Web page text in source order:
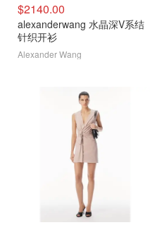
$2140.00
alexanderwang 水晶深V系结
针织开衫
Alexander Wang